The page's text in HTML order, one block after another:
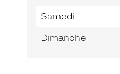
Samedi
Dimanche